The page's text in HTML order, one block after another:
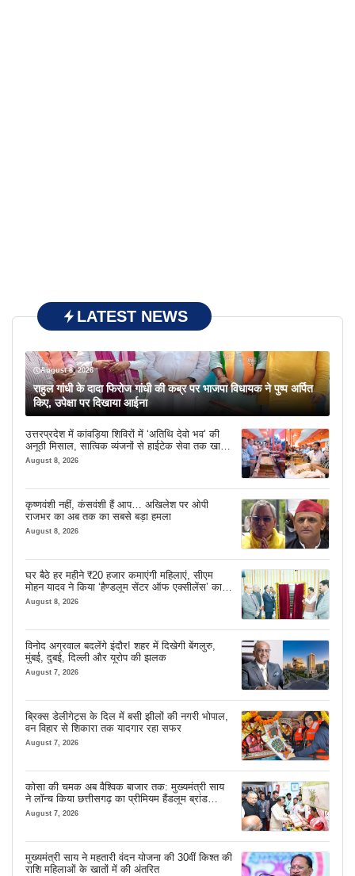
LATEST NEWS
August 8, 2026
राहुल गांधी के दादा फिरोज गांधी की कब्र पर भाजपा विधायक ने पुष्प अर्पित
किए, उपेक्षा पर दिखाया आईना
उत्तरप्रदेश में कांवड़िया शिविरों में ‘अतिथि देवो भव’ की
अनूठी मिसाल, सात्विक व्यंजनों से हाईटेक सेवा तक खास
इंतजाम
August 8, 2026
कृष्णवंशी नहीं, कंसवंशी हैं आप… अखिलेश पर ओपी
राजभर का अब तक का सबसे बड़ा हमला
August 8, 2026
घर बैठे हर महीने ₹20 हजार कमाएंगी महिलाएं, सीएम
मोहन यादव ने किया ‘हैण्डलूम सेंटर ऑफ एक्सीलेंस’ का
शुभारंभ
August 8, 2026
विनोद अग्रवाल बदलेंगे इंदौर! शहर में दिखेगी बेंगलुरु,
मुंबई, दुबई, दिल्ली और यूरोप की झलक
August 7, 2026
ब्रिक्स डेलीगेट्स के दिल में बसी झीलों की नगरी भोपाल,
वन विहार से शिकारा तक यादगार रहा सफर
August 7, 2026
कोसा की चमक अब वैश्विक बाजार तक: मुख्यमंत्री साय
ने लॉन्च किया छत्तीसगढ़ का प्रीमियम हैंडलूम ब्रांड
‘कोशल फैब’
August 7, 2026
मुख्यमंत्री साय ने महतारी वंदन योजना की 30वीं किश्त की
राशि महिलाओं के खातों में की अंतरित